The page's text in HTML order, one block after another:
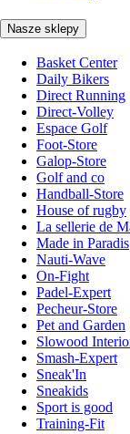
Nasze sklepy
Basket Center
Daily Bikers
Direct Running
Direct-Volley
Espace Golf
Foot-Store
Galop-Store
Golf and co
Handball-Store
House of rugby
La sellerie de
Made in Paradis
Nauti-Wave
On-Fight
Padel-Expert
Pecheur-Store
Pet and Garden
Slowood
Smash-Expert
Sneak'In
Sneakids
Sport is good
Training-Fit